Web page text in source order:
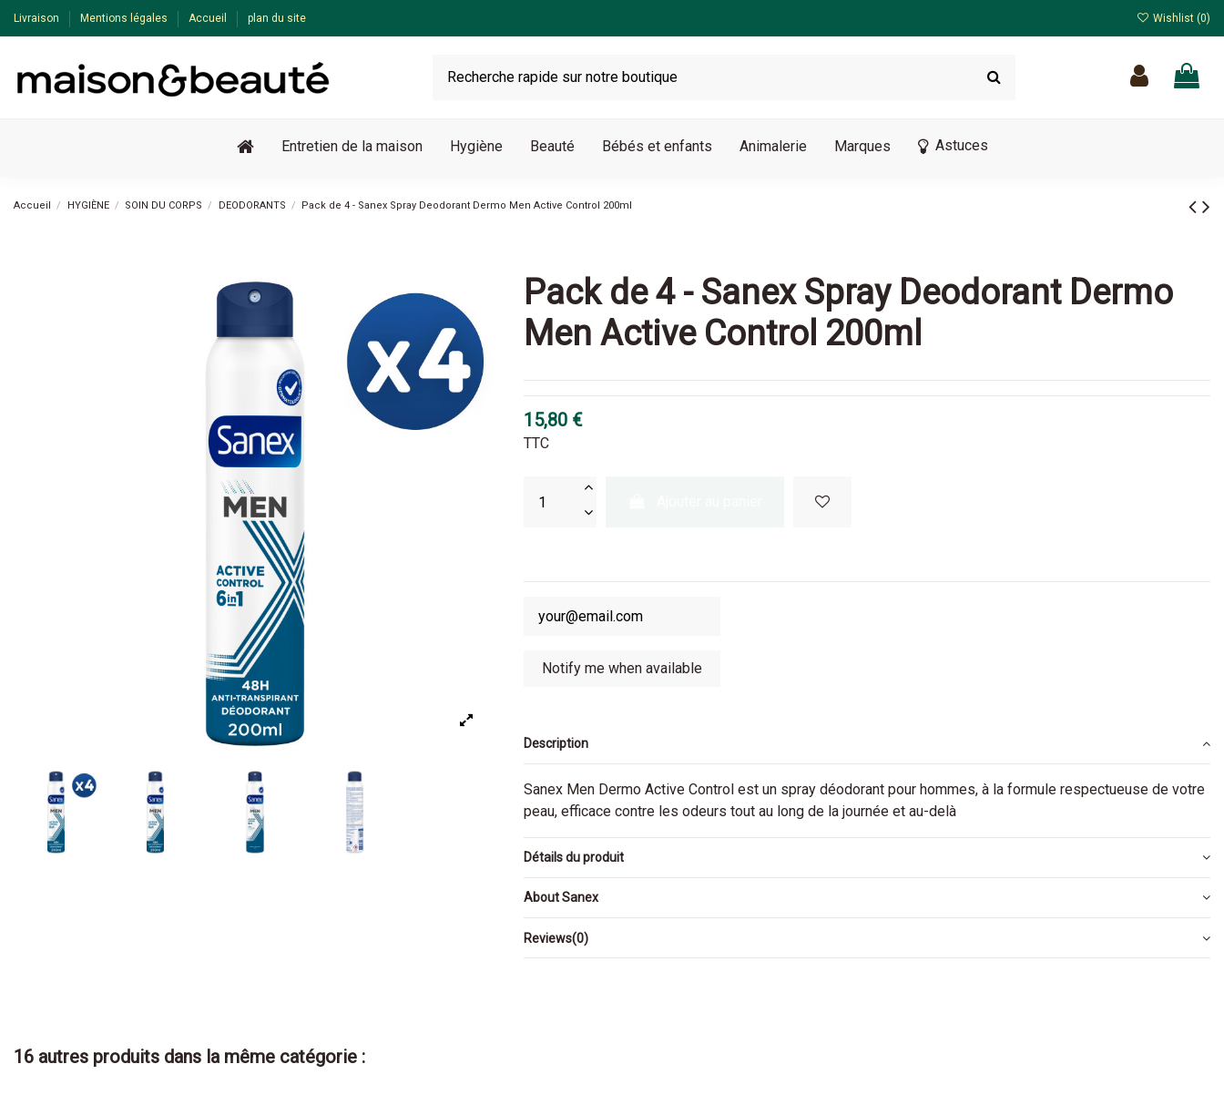
Livraison Mentions légales Accueil plan du site Wishlist (0)
Entretien de la maison Hygiène Beauté Bébés et enfants Animalerie Marques Astuces
Accueil HYGIÈNE SOIN DU CORPS DEODORANTS Pack de 4 - Sanex Spray Deodorant Dermo Men Active Control 200ml
Pack de 4 - Sanex Spray Deodorant Dermo
Men Active Control 200ml
15,80 €
TTC
Description
Sanex Men Dermo Active Control est un spray déodorant pour hommes, à la formule respectueuse de votre
peau, efficace contre les odeurs tout au long de la journée et au-delà
Détails du produit
About Sanex
Reviews(0)
16 autres produits dans la même catégorie :